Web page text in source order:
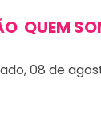
QUEM
08 de